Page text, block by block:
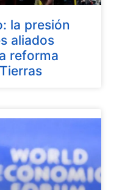
la presión
aliados
reforma